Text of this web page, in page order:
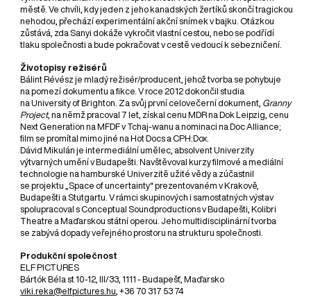
městě. Ve chvíli, kdy jeden z jeho kanadských žertíků skončí tragickou
nehodou, přechází experimentální akční snímek v bajku. Otázkou
zůstává, zda Sanyi dokáže vykročit vlastní cestou, nebo se podřídí
tlaku společnosti a bude pokračovat v cestě vedoucí k sebezničení.
Životopisy režisérů
Bálint Révész je mladý režisér/producent, jehož tvorba se pohybuje
na pomezí dokumentu a fikce. V roce 2012 dokončil studia
na University of Brighton. Za svůj první celovečerní dokument, Granny
Project, na němž pracoval 7 let, získal cenu MDR na Dok Leipzig, cenu
Next Generation na MFDF v Tchaj-wanu a nominaci na Doc Alliance;
film se promítal mimo jiné na Hot Docs a CPH:Dox.
Dávid Mikulán je intermediální umělec, absolvent Univerzity
výtvarných umění v Budapešti. Navštěvoval kurzy filmové a mediální
technologie na hamburské Univerzitě užité vědy a zúčastnil
se projektu „Space of uncertainty“ prezentovaném v Krakově,
Budapešti a Stutgartu. V rámci skupinových i samostatných výstav
spolupracoval s Conceptual Soundproductions v Budapešti, Kolibri
Theatre a Maďarskou státní operou. Jeho multidisciplinární tvorba
se zabývá dopady veřejného prostoru na strukturu společnosti.
Produkční společnost
ELF PICTURES
Bártók Béla st 10-12, III/33, 1111 - Budapešť, Maďarsko
viki.reka@elfpictures.hu , +36 70 317 53 74